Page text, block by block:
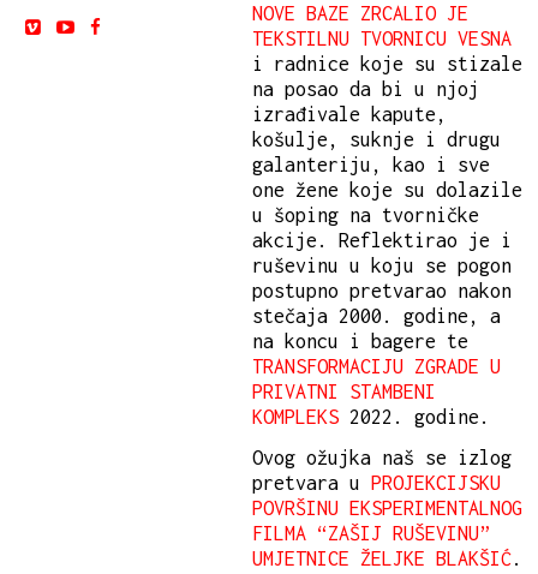
NOVE BAZE ZRCALIO JE
TEKSTILNU TVORNICU VESNA
i radnice koje su stizale
na posao da bi u njoj
izrađivale kapute,
košulje, suknje i drugu
galanteriju, kao i sve
one žene koje su dolazile
u šoping na tvorničke
akcije. Reflektirao je i
ruševinu u koju se pogon
postupno pretvarao nakon
stečaja 2000. godine, a
na koncu i bagere te
TRANSFORMACIJU ZGRADE U
PRIVATNI STAMBENI
KOMPLEKS 2022. godine.
Ovog ožujka naš se izlog
pretvara u PROJEKCIJSKU
POVRŠINU EKSPERIMENTALNOG
FILMA “ZAŠIJ RUŠEVINU”
UMJETNICE ŽELJKE BLAKŠIĆ.